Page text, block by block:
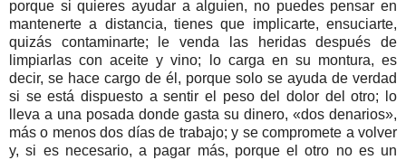
porque si quieres ayudar a alguien, no puedes pensar en
mantenerte a distancia, tienes que implicarte, ensuciarte,
quizás contaminarte; le venda las heridas después de
limpiarlas con aceite y vino; lo carga en su montura, es
decir, se hace cargo de él, porque solo se ayuda de verdad
si se está dispuesto a sentir el peso del dolor del otro; lo
lleva a una posada donde gasta su dinero, «dos denarios»,
más o menos dos días de trabajo; y se compromete a volver
y, si es necesario, a pagar más, porque el otro no es un